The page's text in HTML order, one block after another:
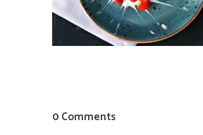
0 Comments